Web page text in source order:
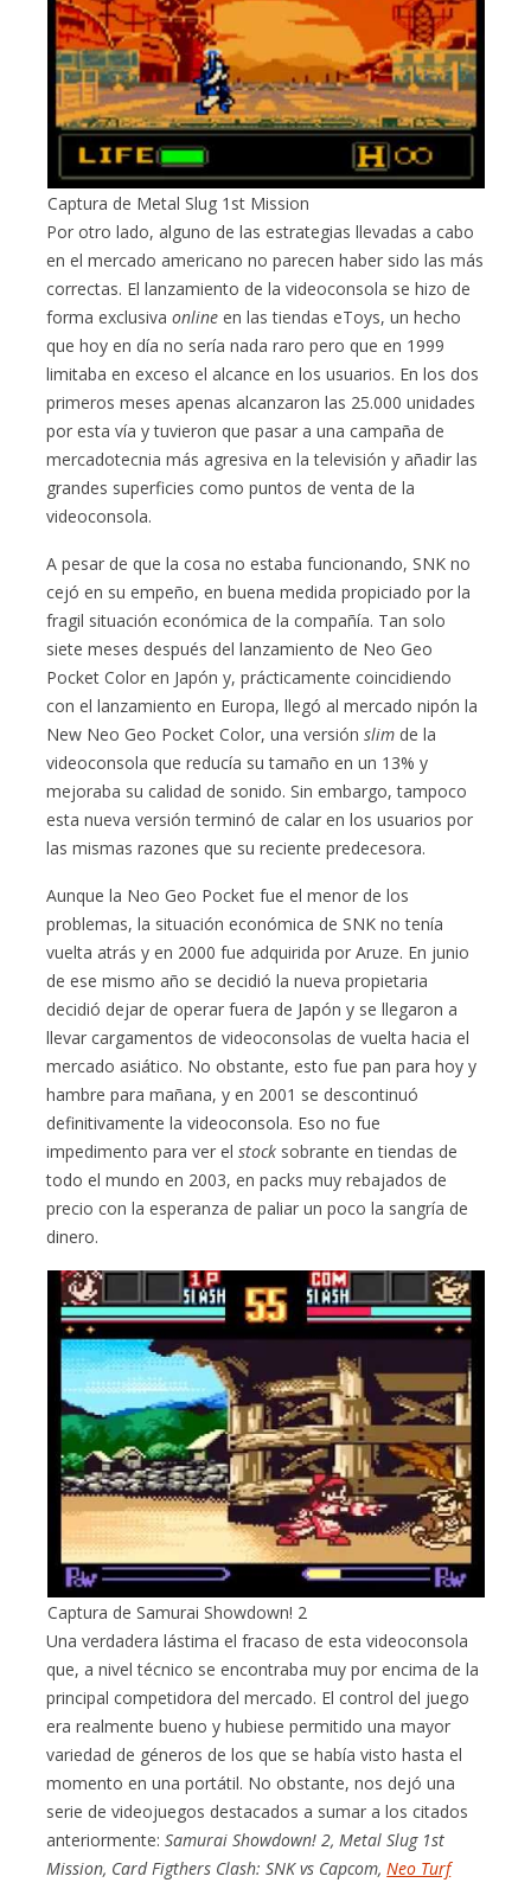
Captura de Metal Slug 1st Mission
Por otro lado, alguno de las estrategias llevadas a cabo
en el mercado americano no parecen haber sido las más
correctas. El lanzamiento de la videoconsola se hizo de
forma exclusivaonline en las tiendas eToys, un hecho
que hoy en día no sería nada raro pero que en 1999
limitaba en exceso el alcance en los usuarios. En los dos
primeros meses apenas alcanzaron las 25.000 unidades
por esta vía y tuvieron que pasar a una campaña de
mercadotecnia más agresiva en la televisión y añadir las
grandes superficies como puntos de venta de la
videoconsola.
A pesar de que la cosa no estaba funcionando, SNK no
cejó en su empeño, en buena medida propiciado por la
fragil situación económica de la compañía. Tan solo
siete meses después del lanzamiento de Neo Geo
Pocket Color en Japón y, prácticamente coincidiendo
con el lanzamiento en Europa, llegó al mercado nipón la
New Neo Geo Pocket Color, una versiónslim de la
videoconsola que reducía su tamaño en un 13% y
mejoraba su calidad de sonido. Sin embargo, tampoco
esta nueva versión terminó de calar en los usuarios por
las mismas razones que su reciente predecesora.
Aunque la Neo Geo Pocket fue el menor de los
problemas, la situación económica de SNK no tenía
vuelta atrás y en 2000 fue adquirida por Aruze. En junio
de ese mismo año se decidió la nueva propietaria
decidió dejar de operar fuera de Japón y se llegaron a
llevar cargamentos de videoconsolas de vuelta hacia el
mercado asiático. No obstante, esto fue pan para hoy y
hambre para mañana, y en 2001 se descontinuó
definitivamente la videoconsola. Eso no fue
impedimento para ver elstock sobrante en tiendas de
todo el mundo en 2003, en packs muy rebajados de
precio con la esperanza de paliar un poco la sangría de
dinero.
Captura de Samurai Showdown! 2
Una verdadera lástima el fracaso de esta videoconsola
que, a nivel técnico se encontraba muy por encima de la
principal competidora del mercado. El control del juego
era realmente bueno y hubiese permitido una mayor
variedad de géneros de los que se había visto hasta el
momento en una portátil. No obstante, nos dejó una
serie de videojuegos destacados a sumar a los citados
anteriormente:Samurai Showdown! 2, Metal Slug 1st
Mission, Card Figthers Clash: SNK vs Capcom,Neo Turf